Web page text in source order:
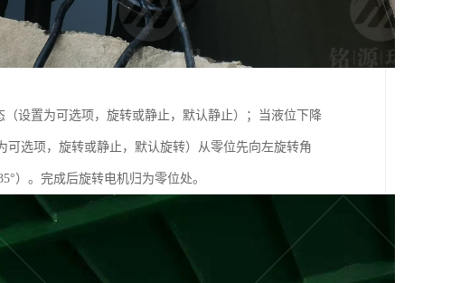
设置为可选项，旋转或静止，默认静止）；当液位下降
选项，旋转或静止，默认旋转）从零位先向左旋转角
）。完成后旋转电机归为零位处。